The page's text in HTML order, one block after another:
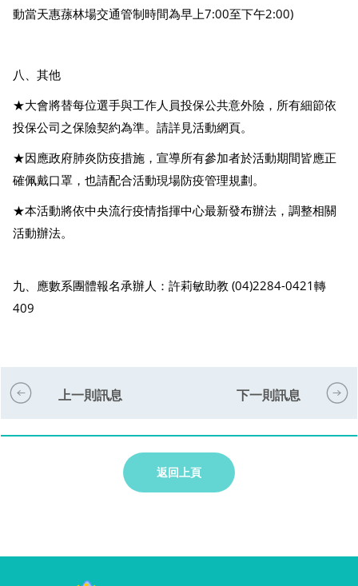
動當天惠蓀林場交通管制時間為早上7:00至下午2:00)
八、其他
★大會將替每位選手與工作人員投保公共意外險，所有細節依
投保公司之保險契約為準。請詳見活動網頁。
★因應政府肺炎防疫措施，宣導所有參加者於活動期間皆應正
確佩戴口罩，也請配合活動現場防疫管理規劃。
★本活動將依中央流行疫情指揮中心最新發布辦法，調整相關
活動辦法。
九、應數系團體報名承辦人：許莉敏助教 (04)2284-0421轉
409
上一則訊息 下一則訊息
返回上頁